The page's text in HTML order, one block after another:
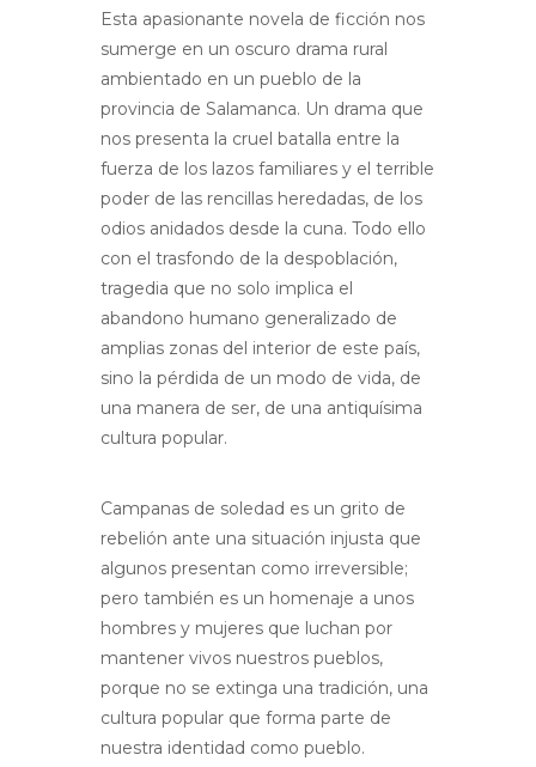
Esta apasionante novela de ficción nos
sumerge en un oscuro drama rural
ambientado en un pueblo de la
provincia de Salamanca. Un drama que
nos presenta la cruel batalla entre la
fuerza de los lazos familiares y el terrible
poder de las rencillas heredadas, de los
odios anidados desde la cuna. Todo ello
con el trasfondo de la despoblación,
tragedia que no solo implica el
abandono humano generalizado de
amplias zonas del interior de este país,
sino la pérdida de un modo de vida, de
una manera de ser, de una antiquísima
cultura popular.
Campanas de soledad es un grito de
rebelión ante una situación injusta que
algunos presentan como irreversible;
pero también es un homenaje a unos
hombres y mujeres que luchan por
mantener vivos nuestros pueblos,
porque no se extinga una tradición, una
cultura popular que forma parte de
nuestra identidad como pueblo.